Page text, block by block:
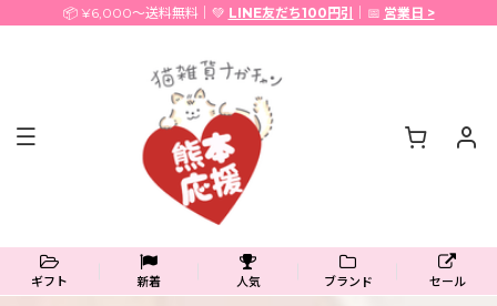
📦 ¥6,000〜送料無料｜💚 LINE友だち100円引 ｜📅 営業日 >
ギフト 新着 人気 ブランド セール